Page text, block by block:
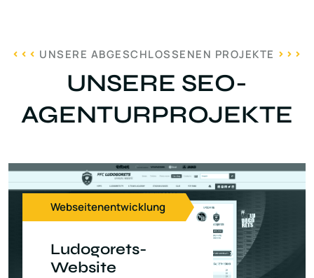
UNSERE ABGESCHLOSSENEN PROJEKTE
UNSERE SEO-
AGENTURPROJEKTE
Webseitenentwicklung
Ludogorets-
Website